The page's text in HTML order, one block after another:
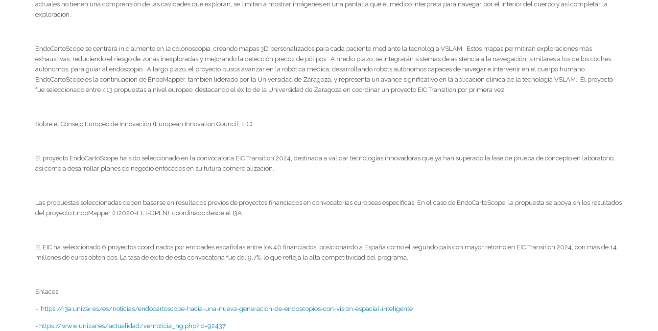
actuales no tienen una comprensión de las cavidades que exploran, se limitan a mostrar imágenes en una pantalla que el médico interpreta para navegar por el interior del cuerpo y así completar la
exploración.
EndoCartoScope se centrará inicialmente en la colonoscopia, creando mapas 3D personalizados para cada paciente mediante la tecnología VSLAM. Estos mapas permitirán exploraciones más
exhaustivas, reduciendo el riesgo de zonas inexploradas y mejorando la detección precoz de pólipos. A medio plazo, se integrarán sistemas de asistencia a la navegación, similares a los de los coches
autónomos, para guiar al endoscopio. A largo plazo, el proyecto busca avanzar en la robótica médica, desarrollando robots autónomos capaces de navegar e intervenir en el cuerpo humano.
EndoCartoScope es la continuación de EndoMapper, también liderado por la Universidad de Zaragoza, y representa un avance significativo en la aplicación clínica de la tecnología VSLAM. El proyecto
fue seleccionado entre 413 propuestas a nivel europeo, destacando el éxito de la Universidad de Zaragoza en coordinar un proyecto EIC Transition por primera vez.
Sobre el Consejo Europeo de Innovación (European Innovation Council, EIC)
El proyecto EndoCartoScope ha sido seleccionado en la convocatoria EiC Transition 2024, destinada a validar tecnologías innovadoras que ya han superado la fase de prueba de concepto en laboratorio,
así como a desarrollar planes de negocio enfocados en su futura comercialización.
Las propuestas seleccionadas deben basarse en resultados previos de proyectos financiados en convocatorias europeas específicas. En el caso de EndoCartoScope, la propuesta se apoya en los resultados
del proyecto EndoMapper (H2020-FET-OPEN), coordinado desde el I3A.
El EIC ha seleccionado 6 proyectos coordinados por entidades españolas entre los 40 financiados, posicionando a España como el segundo país con mayor retorno en EIC Transition 2024, con más de 14
millones de euros obtenidos. La tasa de éxito de esta convocatoria fue del 9,7%, lo que refleja la alta competitividad del programa.
Enlaces:
- https://i3a.unizar.es/es/noticias/endocartoscope-hacia-una-nueva-generacion-de-endoscopios-con-vision-espacial-inteligente
- https://www.unizar.es/actualidad/vernoticia_ng.php?id=92437